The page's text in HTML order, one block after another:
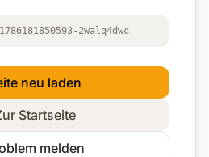
1786181850593-2walq4dwc
neu laden
Startseite
melden